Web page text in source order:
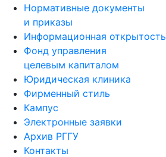
Нормативные документы
и приказы
Информационная открытость
Фонд управления
целевым капиталом
Юридическая клиника
Фирменный стиль
Кампус
Электронные заявки
Архив РГГУ
Контакты